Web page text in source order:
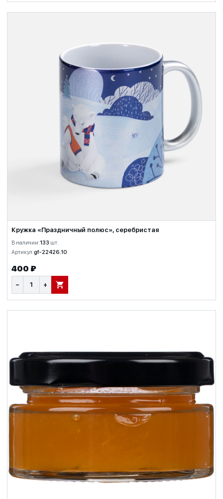
Кружка «Праздничный полюс», серебристая
В наличии:133 шт.
Артикул:gf-22426.10
400 ₽
− + В КОРЗИНУ